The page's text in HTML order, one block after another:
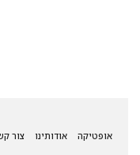
אופטיקה אודותינו צור